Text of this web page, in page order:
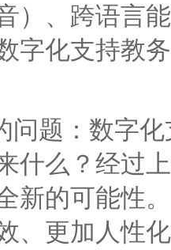
）、跨语言
字化支持教
题：数字化
什么？经过
新的可能性
、更加人性